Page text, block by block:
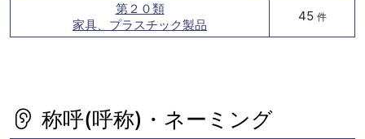
第２０類
家具、プラスチック製品
45 件
称呼(呼称)・ネーミング